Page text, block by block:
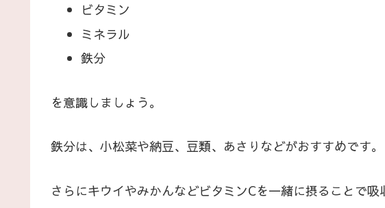
ビタミン
ミネラル
鉄分
を意識しましょう。
鉄分は、小松菜や納豆、豆類、あさりなどがおすすめです。
さらにキウイやみかんなどビタミンCを一緒に摂ることで吸